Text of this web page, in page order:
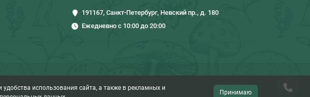
использования сайта, а также в рекламных и
Принимаю
191167, Санкт-Петербург, Невский пр., д. 180
Ежедневно с 10:00 до 20:00